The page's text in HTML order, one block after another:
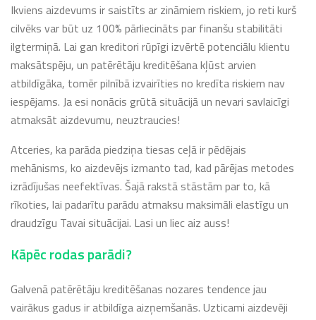
Ikviens aizdevums ir saistīts ar zināmiem riskiem, jo reti kurš
cilvēks var būt uz 100% pārliecināts par finanšu stabilitāti
ilgtermiņā. Lai gan kreditori rūpīgi izvērtē potenciālu klientu
maksātspēju, un patērētāju kreditēšana kļūst arvien
atbildīgāka, tomēr pilnībā izvairīties no kredīta riskiem nav
iespējams. Ja esi nonācis grūtā situācijā un nevari savlaicīgi
atmaksāt aizdevumu, neuztraucies!
Atceries, ka parāda piedziņa tiesas ceļā ir pēdējais
mehānisms, ko aizdevējs izmanto tad, kad pārējas metodes
izrādījušas neefektīvas. Šajā rakstā stāstām par to, kā
rīkoties, lai padarītu parādu atmaksu maksimāli elastīgu un
draudzīgu Tavai situācijai. Lasi un liec aiz auss!
Kāpēc rodas parādi?
Galvenā patērētāju kreditēšanas nozares tendence jau
vairākus gadus ir atbildīga aizņemšanās. Uzticami aizdevēji